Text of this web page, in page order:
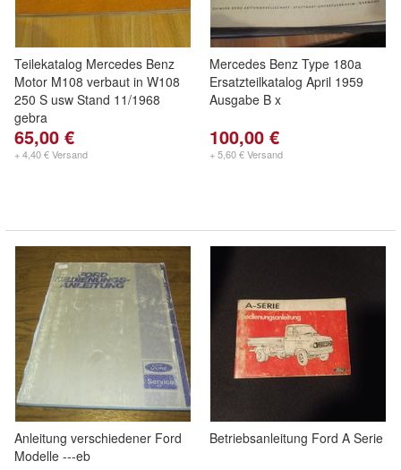
Teilekatalog Mercedes Benz
Motor M108 verbaut in W108
250 S usw Stand 11/1968
gebra
65,00 €
+ 4,40 € Versand
Mercedes Benz Type 180a
Ersatzteilkatalog April 1959
Ausgabe B x
100,00 €
+ 5,60 € Versand
Anleitung verschiedener Ford
Modelle ---eb
Betriebsanleitung Ford A Serie